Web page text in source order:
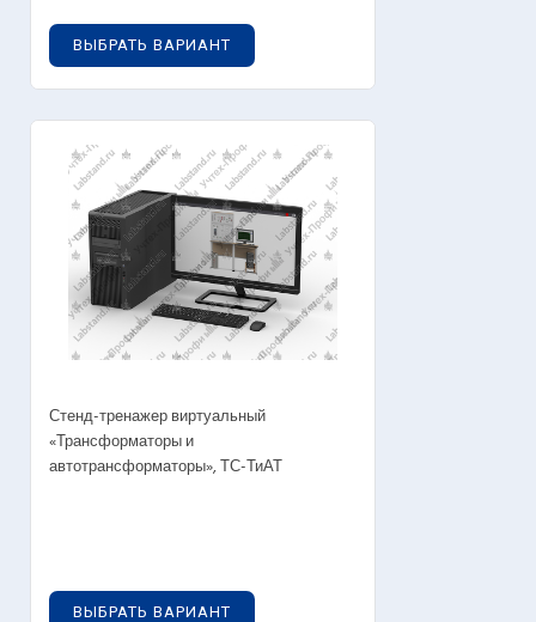
ВЫБРАТЬ ВАРИАНТ
OUT OF STOCK
Стенд-тренажер виртуальный
«Трансформаторы и
автотрансформаторы», ТС-ТиАТ
ВЫБРАТЬ ВАРИАНТ